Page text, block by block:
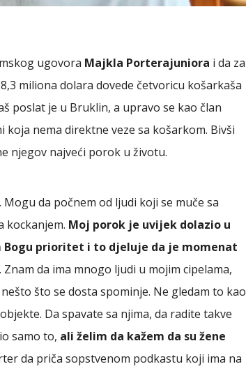
ugovora Majkla Porterajuniora i da za
miliona dolara dovede četvoricu košarkaša
poslat je u Bruklin, a upravo se kao član
nema direktne veze sa košarkom. Bivši
njegov najveći porok u životu.
da počnem od ljudi koji se muče sa
kockanjem. Moj porok je uvijek dolazio u
Bogu prioritet i to djeluje da je momenat
. Znam da ima mnogo ljudi u mojim cipelama,
što se dosta spominje. Ne gledam to kao
Da spavate sa njima, da radite takve
samo to, ali želim da kažem da su žene
da priča sopstvenom podkastu koji ima na